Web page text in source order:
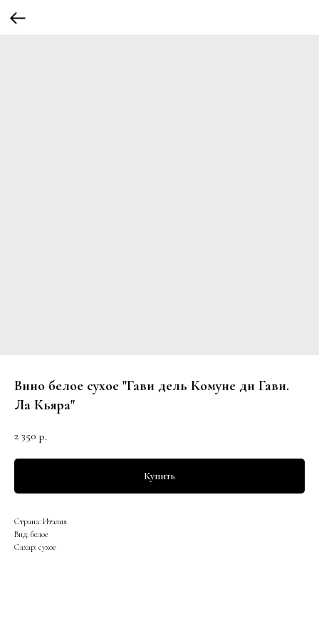
Вино белое сухое "Гави дель Комуне ди Гави.
Ла Кьяра"
2 350 р.
Купить
Страна: Италия
Вид: белое
Сахар: сухое